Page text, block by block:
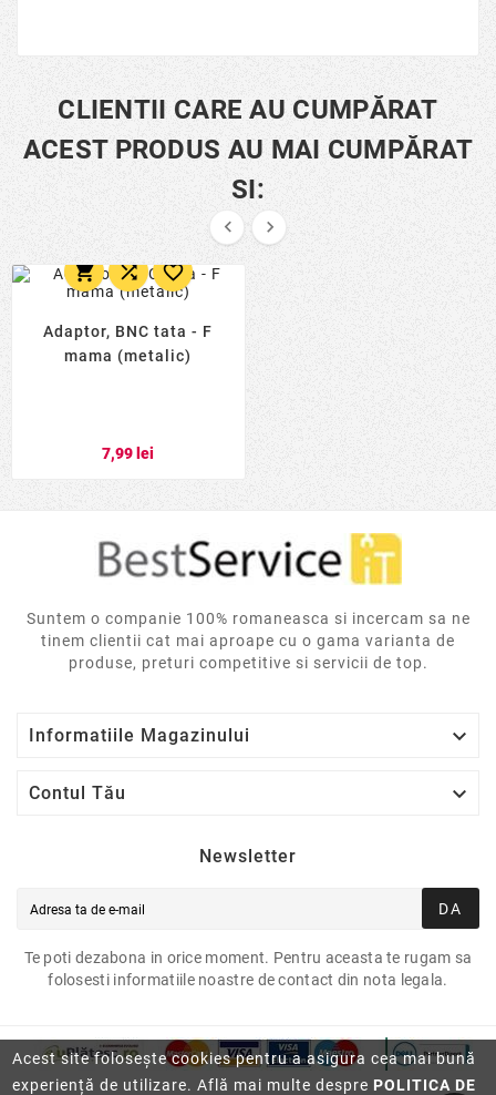
Acest site folosește cookies pentru a asigura cea mai bună
experiență de utilizare. Află mai multe despre POLITICA DE
CLIENTII CARE AU CUMPĂRAT
ACEST PRODUS AU MAI CUMPĂRAT
SI:
 
  
Adaptor, BNC tata - F
mama (metalic)
7,99 lei
Suntem o companie 100% romaneasca si incercam sa ne
tinem clientii cat mai aproape cu o gama varianta de
produse, preturi competitive si servicii de top.
Informatiile Magazinului 
Contul Tău 
Newsletter
DA
Te poti dezabona in orice moment. Pentru aceasta te rugam sa
folosesti informatiile noastre de contact din nota legala.